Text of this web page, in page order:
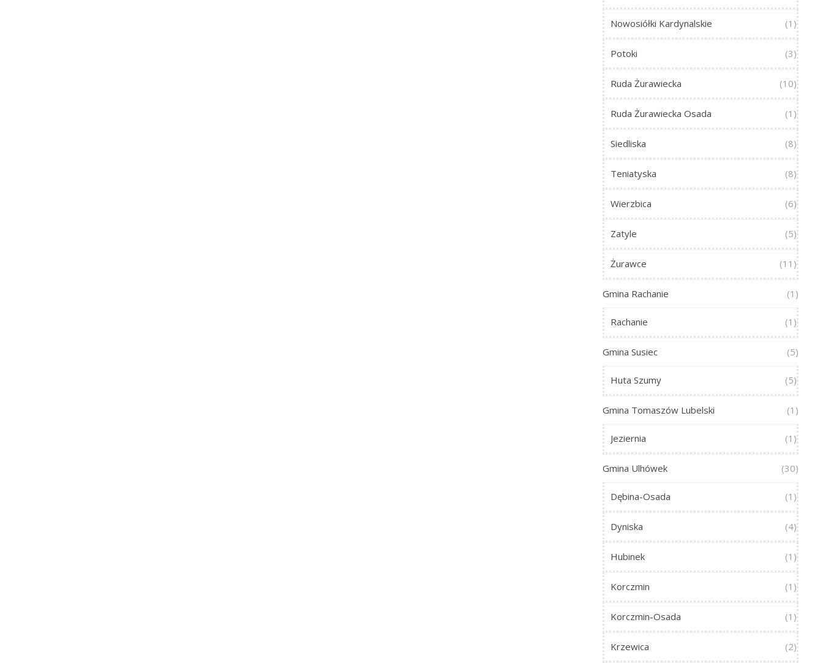
Nowosiółki Kardynalskie (1)
Potoki (3)
Ruda Żurawiecka (10)
Ruda Żurawiecka Osada (1)
Siedliska (8)
Teniatyska (8)
Wierzbica (6)
Zatyle (5)
Żurawce (11)
Gmina Rachanie (1)
Rachanie (1)
Gmina Susiec (5)
Huta Szumy (5)
Gmina Tomaszów Lubelski (1)
Jeziernia (1)
Gmina Ulhówek (30)
Dębina-Osada (1)
Dyniska (4)
Hubinek (1)
Korczmin (1)
Korczmin-Osada (1)
Krzewica (2)